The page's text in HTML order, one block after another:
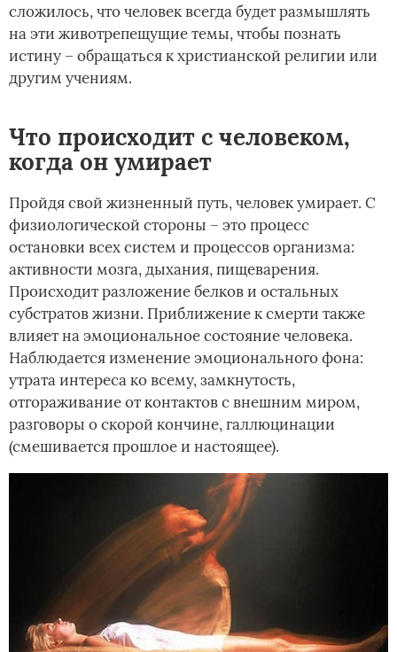
сложилось, что человек всегда будет размышлять
на эти животрепещущие темы, чтобы познать
истину – обращаться к христианской религии или
другим учениям.
Что происходит с человеком,
когда он умирает
Пройдя свой жизненный путь, человек умирает. С
физиологической стороны – это процесс
остановки всех систем и процессов организма:
активности мозга, дыхания, пищеварения.
Происходит разложение белков и остальных
субстратов жизни. Приближение к смерти также
влияет на эмоциональное состояние человека.
Наблюдается изменение эмоционального фона:
утрата интереса ко всему, замкнутость,
отгораживание от контактов с внешним миром,
разговоры о скорой кончине, галлюцинации
(смешивается прошлое и настоящее).